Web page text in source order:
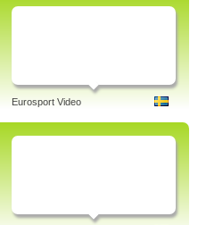
Eurosport Video